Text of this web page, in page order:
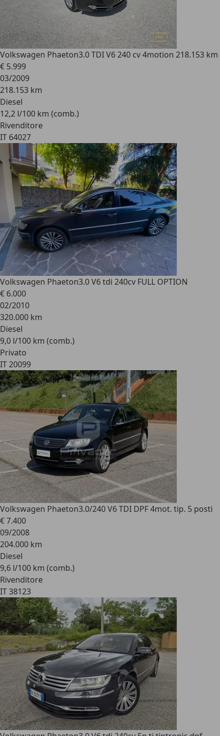
Volkswagen Phaeton3.0 TDI V6 240 cv 4motion 218.153 km
€ 5.999
03/2009
218.153 km
Diesel
12,2 l/100 km (comb.)
Rivenditore
IT 64027
Volkswagen Phaeton3.0 V6 tdi 240cv FULL OPTION
€ 6.000
02/2010
320.000 km
Diesel
9,0 l/100 km (comb.)
Privato
IT 20099
Volkswagen Phaeton3.0/240 V6 TDI DPF 4mot. tip. 5 posti
€ 7.400
09/2008
204.000 km
Diesel
9,6 l/100 km (comb.)
Rivenditore
IT 38123